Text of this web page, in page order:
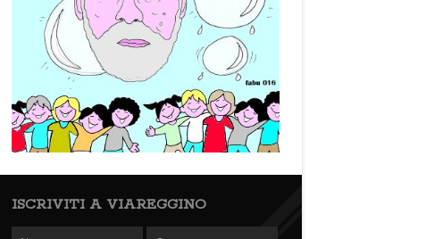
ISCRIVITI A VIAREGGINO